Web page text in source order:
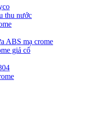
thu nước
ABS mạ crome
giả cổ